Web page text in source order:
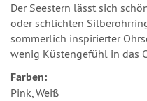
Der Seestern lässt sich
oder schlichten
sommerlich inspirierter
wenig Küstengefühl in das
Farben:
Pink, Weiß